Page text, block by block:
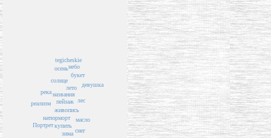
пейзаж
названия
живопись
лето
натюрморт
купить
солнце
лес
зима
осень
букет
масло
река
снег
tegicheskie
реализм
небо
Портрет
девушка